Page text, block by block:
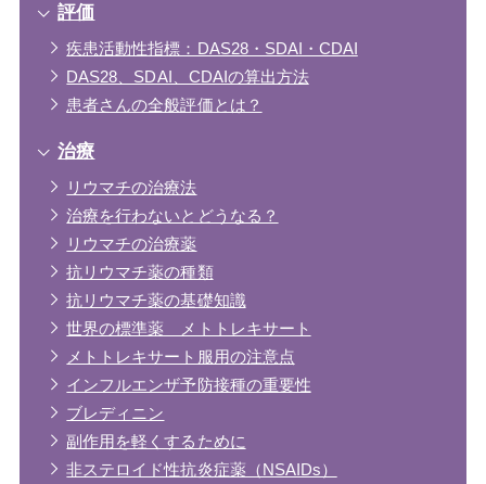
評価
疾患活動性指標：DAS28・SDAI・CDAI
DAS28、SDAI、CDAIの算出方法
患者さんの全般評価とは？
治療
リウマチの治療法
治療を行わないとどうなる？
リウマチの治療薬
抗リウマチ薬の種類
抗リウマチ薬の基礎知識
世界の標準薬 メトトレキサート
メトトレキサート服用の注意点
インフルエンザ予防接種の重要性
ブレディニン
副作用を軽くするために
非ステロイド性抗炎症薬（NSAIDs）